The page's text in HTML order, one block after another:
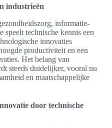
industrieën
informatie-
speelt technische kennis een
innovaties
productiviteit en een
Het belang van
steeds duidelijker, vooral nu
en maatschappelijke
door technische